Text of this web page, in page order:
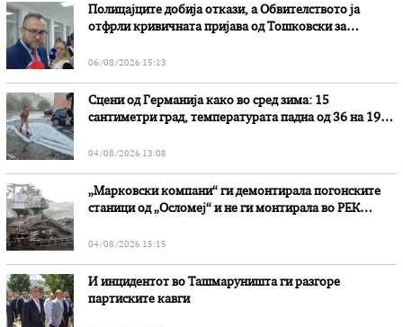
Полицајците добија откази, а Обвителството ја
отфрли кривичната пријава од Тошковски за
06/08/2026 15:13
Сцени од Германија како во сред зима: 15
сантиметри град, температурата падна од 36 на 19
04/08/2026 13:08
„Марковски компани“ ги демонтирала погонските
станици од „Осломеј“ и не ги монтирала во РЕК
04/08/2026 15:15
И инцидентот во Ташмаруништa ги разгоре
партиските кавги